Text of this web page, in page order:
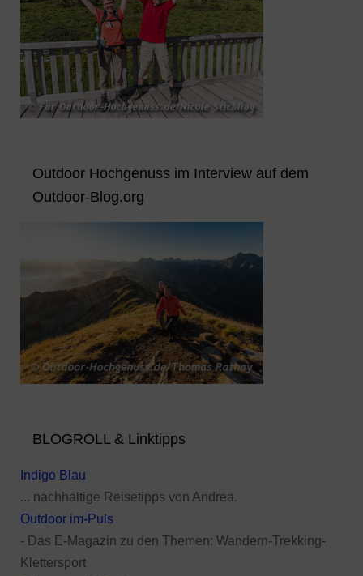
Outdoor Hochgenuss im Interview auf dem
Outdoor-Blog.org
BLOGROLL & Linktipps
Indigo Blau
... nachhaltige Reisetipps von Andrea.
Outdoor im-Puls
- Das E-Magazin zu den Themen: Wandern-Trekking-
Klettersport